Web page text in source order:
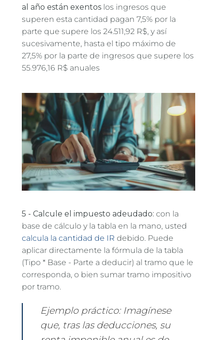
al año están exentos los ingresos que
superen esta cantidad pagan 7,5% por la
parte que supere los 24.511,92 R$, y así
sucesivamente, hasta el tipo máximo de
27,5% por la parte de ingresos que supere los
55.976,16 R$ anuales
5 - Calcule el impuesto adeudado: con la
base de cálculo y la tabla en la mano, usted
calcula la cantidad de IR debido. Puede
aplicar directamente la fórmula de la tabla
(Tipo * Base - Parte a deducir) al tramo que le
corresponda, o bien sumar tramo impositivo
por tramo.
Ejemplo práctico:Imagínese
que, tras las deducciones, su